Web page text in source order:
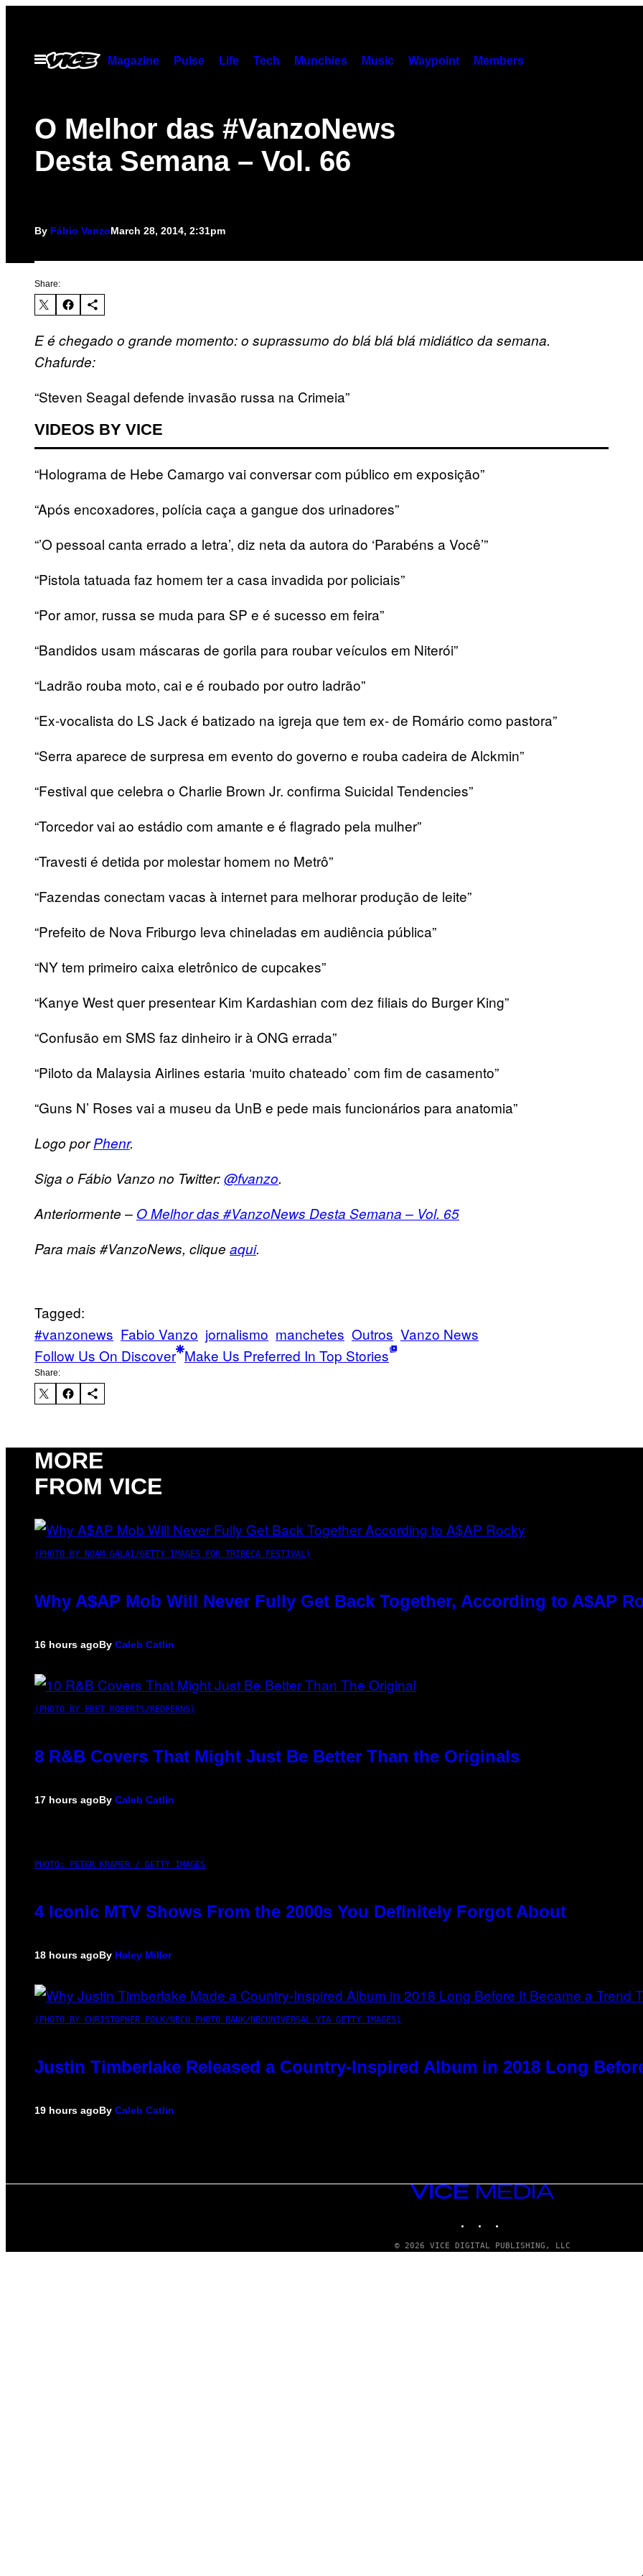
contentOpen
Menu
Magazine Pulse Life Tech Munchies Music Waypoint Members
O Melhor das #VanzoNews
Desta Semana – Vol. 66
By Fábio VanzoMarch 28, 2014, 2:31pm
Share:
E é chegado o grande momento: o suprassumo do blá blá blá midiático da semana.
Chafurde:
“Steven Seagal defende invasão russa na Crimeia”
VIDEOS BY VICE
“Holograma de Hebe Camargo vai conversar com público em exposição”
“Após encoxadores, polícia caça a gangue dos urinadores”
“’O pessoal canta errado a letra’, diz neta da autora do ‘Parabéns a Você’”
“Pistola tatuada faz homem ter a casa invadida por policiais”
“Por amor, russa se muda para SP e é sucesso em feira”
“Bandidos usam máscaras de gorila para roubar veículos em Niterói”
“Ladrão rouba moto, cai e é roubado por outro ladrão”
“Ex-vocalista do LS Jack é batizado na igreja que tem ex- de Romário como pastora”
“Serra aparece de surpresa em evento do governo e rouba cadeira de Alckmin”
“Festival que celebra o Charlie Brown Jr. confirma Suicidal Tendencies”
“Torcedor vai ao estádio com amante e é flagrado pela mulher”
“Travesti é detida por molestar homem no Metrô”
“Fazendas conectam vacas à internet para melhorar produção de leite”
“Prefeito de Nova Friburgo leva chineladas em audiência pública”
“NY tem primeiro caixa eletrônico de cupcakes”
“Kanye West quer presentear Kim Kardashian com dez filiais do Burger King”
“Confusão em SMS faz dinheiro ir à ONG errada”
“Piloto da Malaysia Airlines estaria ‘muito chateado’ com fim de casamento”
“Guns N’ Roses vai a museu da UnB e pede mais funcionários para anatomia”
Logo porPhenr.
Siga o Fábio Vanzo no Twitter:@fvanzo.
Anteriormente – O Melhor das #VanzoNews Desta Semana – Vol. 65
Para mais #VanzoNews, clique aqui.
Tagged:
#vanzonews Fabio Vanzo jornalismo manchetes Outros Vanzo News
Follow Us On Discover Make Us Preferred In Top Stories
Share:
MORE
FROM VICE
(PHOTO BY NOAM GALAI/GETTY IMAGES FOR TRIBECA FESTIVAL)
Why A$AP Mob Will Never Fully Get Back Together, According to A$AP
16 hours agoBy Caleb Catlin
(PHOTO BY EBET ROBERTS/REDFERNS)
8 R&B Covers That Might Just Be Better Than the Originals
17 hours agoBy Caleb Catlin
PHOTO: PETER KRAMER / GETTY IMAGES
4 Iconic MTV Shows From the 2000s You Definitely Forgot About
18 hours agoBy Haley Miller
(PHOTO BY CHRISTOPHER POLK/NBCU PHOTO BANK/NBCUNIVERSAL VIA GETTY IMAGES)
Justin Timberlake Released a Country-Inspired Album in 2018 Long
19 hours agoBy Caleb Catlin
VICE
MEDIA
© 2026 VICE DIGITAL PUBLISHING, LLC